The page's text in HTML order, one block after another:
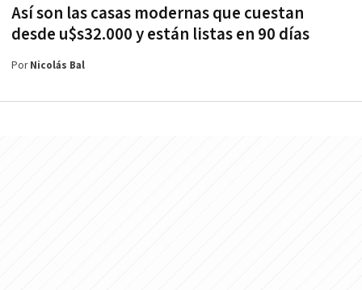
Así son las casas modernas que cuestan
desde u$s32.000 y están listas en 90 días
PorNicolás Bal